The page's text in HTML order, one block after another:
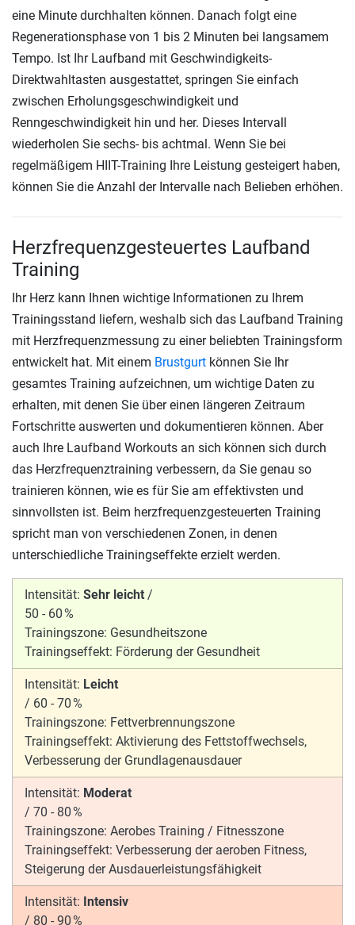
eine Minute durchhalten können. Danach folgt eine
Regenerationsphase von 1 bis 2 Minuten bei langsamem
Tempo. Ist Ihr Laufband mit Geschwindigkeits-
Direktwahltasten ausgestattet, springen Sie einfach
zwischen Erholungsgeschwindigkeit und
Renngeschwindigkeit hin und her. Dieses Intervall
wiederholen Sie sechs- bis achtmal. Wenn Sie bei
regelmäßigem HIIT-Training Ihre Leistung gesteigert haben,
können Sie die Anzahl der Intervalle nach Belieben erhöhen.
Herzfrequenzgesteuertes Laufband
Training
Ihr Herz kann Ihnen wichtige Informationen zu Ihrem
Trainingsstand liefern, weshalb sich das Laufband Training
mit Herzfrequenzmessung zu einer beliebten Trainingsform
entwickelt hat. Mit einem Brustgurt können Sie Ihr
gesamtes Training aufzeichnen, um wichtige Daten zu
erhalten, mit denen Sie über einen längeren Zeitraum
Fortschritte auswerten und dokumentieren können. Aber
auch Ihre Laufband Workouts an sich können sich durch
das Herzfrequenztraining verbessern, da Sie genau so
trainieren können, wie es für Sie am effektivsten und
sinnvollsten ist. Beim herzfrequenzgesteuerten Training
spricht man von verschiedenen Zonen, in denen
unterschiedliche Trainingseffekte erzielt werden.
Intensität: Sehr leicht /
50 - 60 %
Trainingszone: Gesundheitszone
Trainingseffekt: Förderung der Gesundheit
Intensität: Leicht
/ 60 - 70 %
Trainingszone: Fettverbrennungszone
Trainingseffekt: Aktivierung des Fettstoffwechsels,
Verbesserung der Grundlagenausdauer
Intensität: Moderat
/ 70 - 80 %
Trainingszone: Aerobes Training / Fitnesszone
Trainingseffekt: Verbesserung der aeroben Fitness,
Steigerung der Ausdauerleistungsfähigkeit
Intensität: Intensiv
/ 80 - 90 %